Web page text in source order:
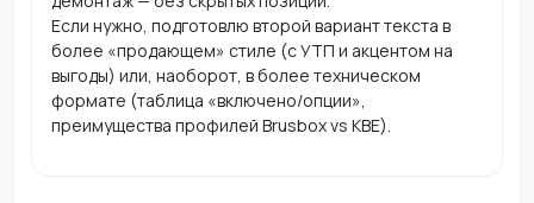
Если нужно, подготовлю второй вариант текста в
более «продающем» стиле (с УТП и акцентом на
выгоды) или, наоборот, в более техническом
формате (таблица «включено/опции»,
преимущества профилей Brusbox vs KBE).